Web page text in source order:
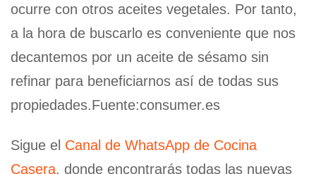
ocurre con otros aceites vegetales. Por tanto,
a la hora de buscarlo es conveniente que nos
decantemos por un aceite de sésamo sin
refinar para beneficiarnos así de todas sus
propiedades.Fuente:consumer.es
Sigue el Canal de WhatsApp de Cocina
Casera, donde encontrarás todas las nuevas